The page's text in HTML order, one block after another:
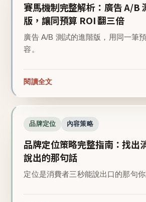
賽馬機制完整解析：廣告 A/B
版，讓同預算 ROI 翻三倍
廣告 A/B 測試的進階版，用同一筆
容。
閱讀全文
品牌定位 內容策略
品牌定位策略完整指南：找出
說出的那句話
定位是消費者三秒能說出口的那句你